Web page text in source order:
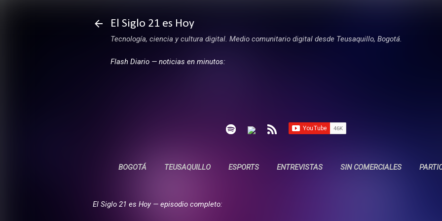
El Siglo 21 es Hoy
Tecnología, ciencia y cultura digital. Medio comunitario digital desde Teusaquillo, Bogotá.
Flash Diario — noticias en minutos:
BOGOTÁ TEUSAQUILLO ESPORTS ENTREVISTAS SIN COMERCIALES
El Siglo 21 es Hoy — episodio completo: